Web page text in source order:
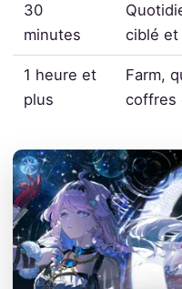
30
minutes
ciblé et
1 heure et
plus
Farm,
coffres